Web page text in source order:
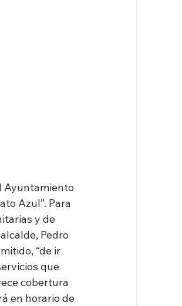
Ayuntamiento
Azul”. Para
y de
Pedro
“de ir
que
cobertura
en horario de